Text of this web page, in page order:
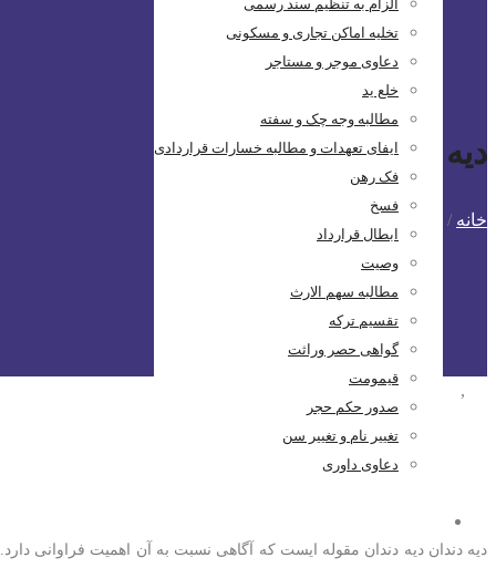
الزام به تنظیم سند رسمی
تخلیه اماکن تجاری و مسکونی
دعاوی موجر و مستاجر
خلع ید
مطالبه وجه چک و سفته
ایفای تعهدات و مطالبه خسارات قراردادی
فک رهن
فسخ
ابطال قرارداد
وصیت
مطالبه سهم الارث
تقسیم ترکه
گواهی حصر وراثت
قیمومت
صدور حکم حجر
تغییر نام و تغییر سن
دعاوی داوری
دیه دندان جلو
خانه / پست های برچسب شده: دیه دندان جلو
,
دیه دندان چقدر است؟
دیه دندان دیه دندان مقوله ایست که آگاهی نسبت به آن اهمیت فراوانی